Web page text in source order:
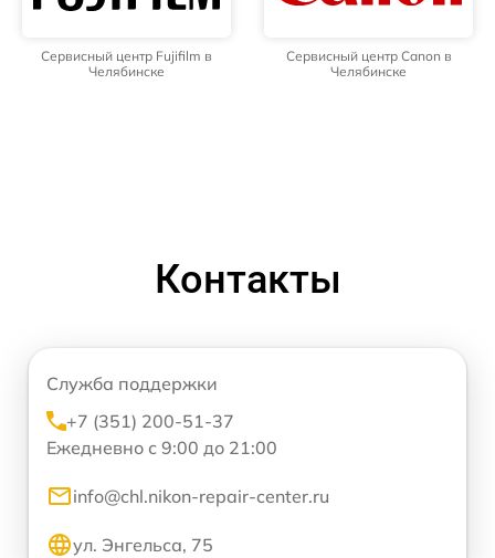
Сервисный центр Fujifilm в
Челябинске
Сервисный центр Canon в
Челябинске
Контакты
Служба поддержки
+7 (351) 200-51-37
Ежедневно с 9:00 до 21:00
info@chl.nikon-repair-center.ru
ул. Энгельса, 75